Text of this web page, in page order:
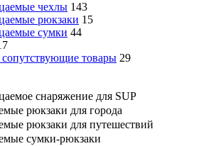
чехлы 143
рюкзаки 15
сумки 44
товары 29
снаряжение для SUP
рюкзаки для города
рюкзаки для путешествий
сумки-рюкзаки